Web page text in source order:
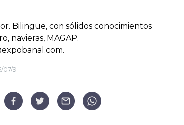
Bilingüe, con sólidos conocimientos
navieras, MAGAP.
07/9